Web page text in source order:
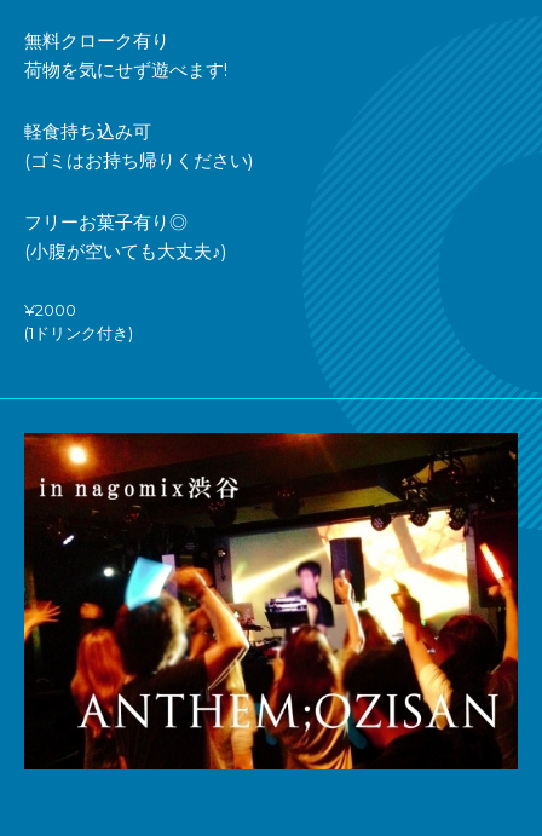
無料クローク有り
荷物を気にせず遊べます!
軽食持ち込み可
(ゴミはお持ち帰りください)
フリーお菓子有り◎
(小腹が空いても大丈夫♪)
¥2000
(1ドリンク付き)